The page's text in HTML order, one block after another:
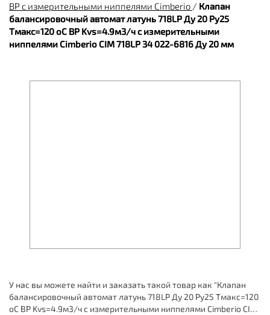
ВР с измерительными ниппелями Cimberio / Клапан
балансировочный автомат латунь 718LP Ду 20 Ру25
Тмакс=120 оС ВР Kvs=4.9м3/ч с измерительными
ниппелями Cimberio CIM 718LP 34 022-6816 Ду 20 мм
У нас вы можете найти и заказать такой товар как "Клапан
балансировочный автомат латунь 718LP Ду 20 Ру25 Тмакс=120
оС ВР Kvs=4.9м3/ч с измерительными ниппелями Cimberio CIM